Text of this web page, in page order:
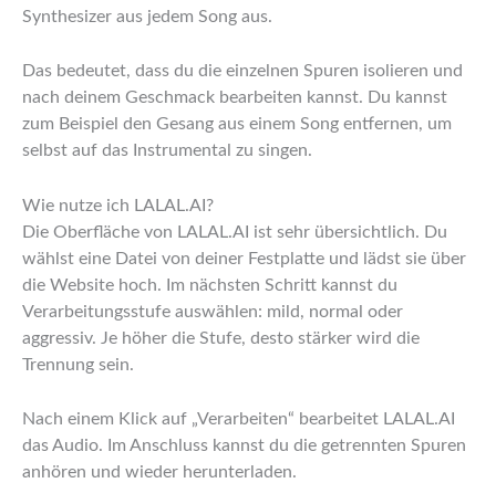
Synthesizer aus jedem Song aus.
Das bedeutet, dass du die einzelnen Spuren isolieren und
nach deinem Geschmack bearbeiten kannst. Du kannst
zum Beispiel den Gesang aus einem Song entfernen, um
selbst auf das Instrumental zu singen.
Wie nutze ich LALAL.AI?
Die Oberfläche von LALAL.AI ist sehr übersichtlich. Du
wählst eine Datei von deiner Festplatte und lädst sie über
die Website hoch. Im nächsten Schritt kannst du
Verarbeitungsstufe auswählen: mild, normal oder
aggressiv. Je höher die Stufe, desto stärker wird die
Trennung sein.
Nach einem Klick auf „Verarbeiten“ bearbeitet LALAL.AI
das Audio. Im Anschluss kannst du die getrennten Spuren
anhören und wieder herunterladen.